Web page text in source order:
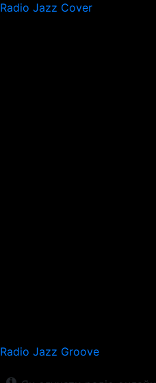
Radio Jazz Cover
Radio Jazz Groove